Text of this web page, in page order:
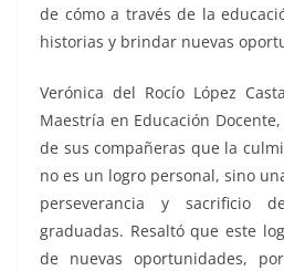
de cómo a través de la
historias y brindar nuevas
Verónica del Rocío López
Maestría en Educación
de sus compañeras que la
no es un logro personal, sino
perseverancia y sacrificio
graduadas. Resaltó que este
de nuevas oportunidades,